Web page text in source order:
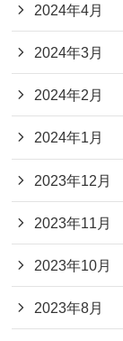
2024年4月
2024年3月
2024年2月
2024年1月
2023年12月
2023年11月
2023年10月
2023年8月